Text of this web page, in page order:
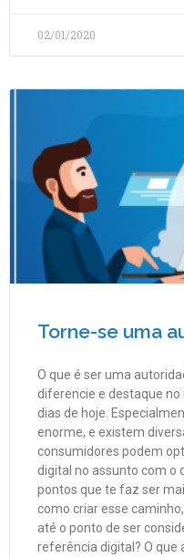
02/01/2020
Torne-se uma
O que é ser uma
diferencie e destaque
dias de hoje.
enorme, e existem
consumidores podem
digital no assunto com o
pontos que te faz ser
como criar esse
até o ponto de ser
referência digital? O que